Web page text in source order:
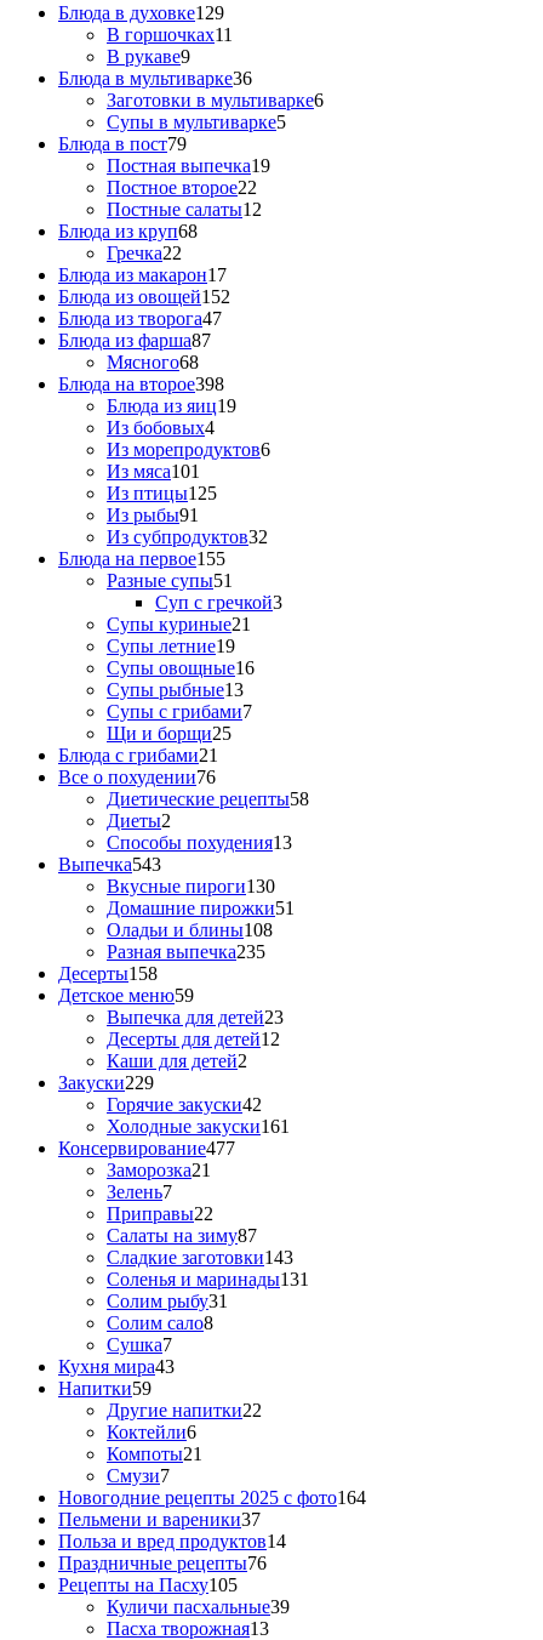
Блюда в духовке129
В горшочках11
В рукаве9
Блюда в мультиварке36
Заготовки в мультиварке6
Супы в мультиварке5
Блюда в пост79
Постная выпечка19
Постное второе22
Постные салаты12
Блюда из круп68
Гречка22
Блюда из макарон17
Блюда из овощей152
Блюда из творога47
Блюда из фарша87
Мясного68
Блюда на второе398
Блюда из яиц19
Из бобовых4
Из морепродуктов6
Из мяса101
Из птицы125
Из рыбы91
Из субпродуктов32
Блюда на первое155
Разные супы51
Суп с гречкой3
Супы куриные21
Супы летние19
Супы овощные16
Супы рыбные13
Супы с грибами7
Щи и борщи25
Блюда с грибами21
Все о похудении76
Диетические рецепты58
Диеты2
Способы похудения13
Выпечка543
Вкусные пироги130
Домашние пирожки51
Оладьи и блины108
Разная выпечка235
Десерты158
Детское меню59
Выпечка для детей23
Десерты для детей12
Каши для детей2
Закуски229
Горячие закуски42
Холодные закуски161
Консервирование477
Заморозка21
Зелень7
Приправы22
Салаты на зиму87
Сладкие заготовки143
Соленья и маринады131
Солим рыбу31
Солим сало8
Сушка7
Кухня мира43
Напитки59
Другие напитки22
Коктейли6
Компоты21
Смузи7
Новогодние рецепты 2025 с фото164
Пельмени и вареники37
Польза и вред продуктов14
Праздничные рецепты76
Рецепты на Пасху105
Куличи пасхальные39
Пасха творожная13